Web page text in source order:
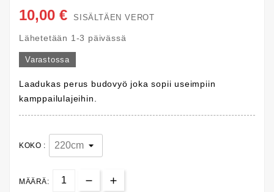
10,00 € SISÄLTÄEN VEROT
Lähetetään 1-3 päivässä
Varastossa
Laadukas perus budovyö joka sopii useimpiin
kamppailulajeihin.
KOKO :
MÄÄRÄ: